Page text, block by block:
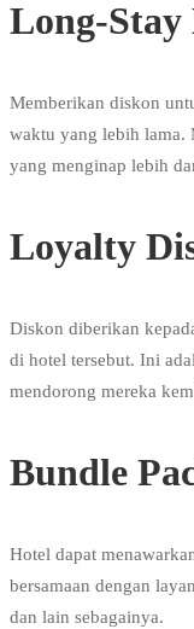
Long-Stay
Memberikan diskon
waktu yang lebih lama.
yang menginap lebih
Loyalty
Diskon diberikan
di hotel tersebut. Ini
mendorong mereka
Bundle
Hotel dapat
bersamaan dengan
dan lain sebagainya.